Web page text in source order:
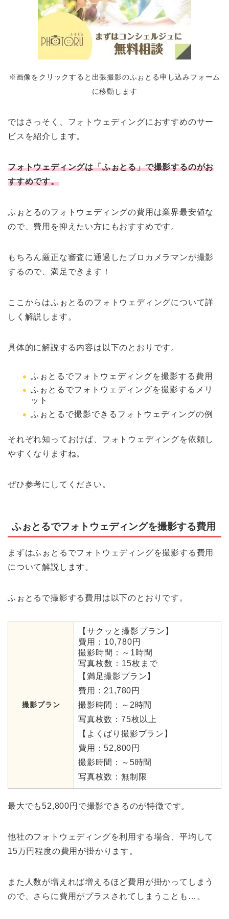
※画像をクリックすると出張撮影のふぉとる申し込みフォーム
に移動します
ではさっそく、フォトウェディングにおすすめのサー
ビスを紹介します。
フォトウェディングは「ふぉとる」で撮影するのがお
すすめです。
ふぉとるのフォトウェディングの費用は業界最安値な
ので、費用を抑えたい方にもおすすめです。
もちろん厳正な審査に通過したプロカメラマンが撮影
するので、満足できます！
ここからはふぉとるのフォトウェディングについて詳
しく解説します。
具体的に解説する内容は以下のとおりです。
ふぉとるでフォトウェディングを撮影する費用
ふぉとるでフォトウェディングを撮影するメリ
ット
ふぉとるで撮影できるフォトウェディングの例
それぞれ知っておけば、フォトウェディングを依頼し
やすくなりますね。
ぜひ参考にしてください。
ふぉとるでフォトウェディングを撮影する費用
まずはふぉとるでフォトウェディングを撮影する費用
について解説します。
ふぉとるで撮影する費用は以下のとおりです。
撮影プラン
【サクッと撮影プラン】
費用：10,780円
撮影時間：～1時間
写真枚数：15枚まで
【満足撮影プラン】
費用：21,780円
撮影時間：～2時間
写真枚数：75枚以上
【よくばり撮影プラン】
費用：52,800円
撮影時間：～5時間
写真枚数：無制限
最大でも52,800円で撮影できるのが特徴です。
他社のフォトウェディングを利用する場合、平均して
15万円程度の費用が掛かります。
また人数が増えれば増えるほど費用が掛かってしまう
ので、さらに費用がプラスされてしまうことも…。